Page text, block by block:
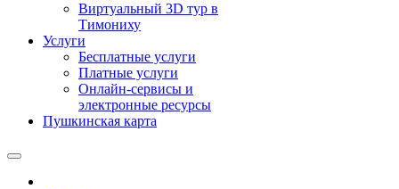
Виртуальный 3D тур в
Тимониху
Услуги
Бесплатные услуги
Платные услуги
Онлайн-сервисы и
электронные ресурсы
Пушкинская карта